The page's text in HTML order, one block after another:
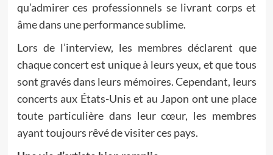
qu’admirer ces professionnels se livrant corps et
âme dans une performance sublime.
Lors de l’interview, les membres déclarent que
chaque concert est unique à leurs yeux, et que tous
sont gravés dans leurs mémoires. Cependant, leurs
concerts aux États-Unis et au Japon ont une place
toute particulière dans leur cœur, les membres
ayant toujours rêvé de visiter ces pays.